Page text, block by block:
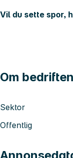
Vil du sette spor,
Om bedriften
Sektor
Offentlig